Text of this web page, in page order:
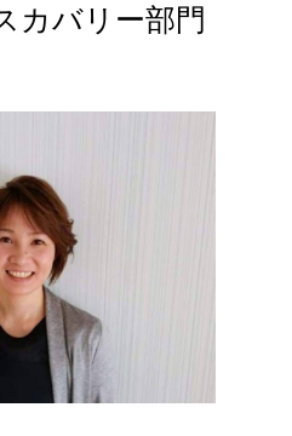
カバリー部門